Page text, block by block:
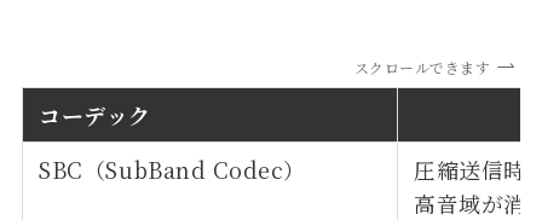
スクロールできます
コーデック
SBC（SubBand Codec）
圧縮送信時
高音域が消